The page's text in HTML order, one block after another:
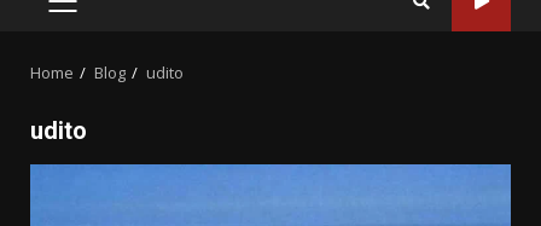
PRIMARY
Home Blog udito
udito